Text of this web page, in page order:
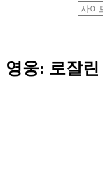
영웅: 로잘린